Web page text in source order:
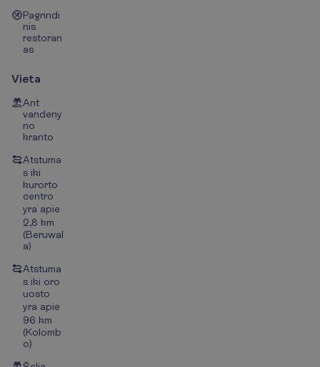
Pagrindi
nis
restoran
as
Vieta
Ant
vandeny
no
kranto
Atstuma
s iki
kurorto
centro
yra apie
2,8 km
(Beruwal
a)
Atstuma
s iki oro
uosto
yra apie
96 km
(Kolomb
o)